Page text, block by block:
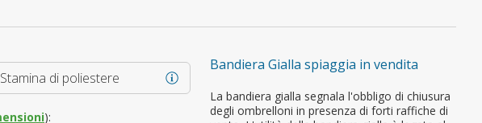
Accedi
Bandiera Gialla spiaggia in vendita
La bandiera gialla segnala l'obbligo di chiusura
degli ombrelloni in presenza di forti raffiche di
Stamina di poliestere
):